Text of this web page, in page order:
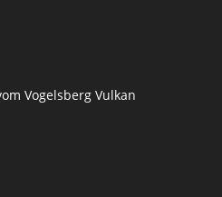
Vogelsberg Vulkan